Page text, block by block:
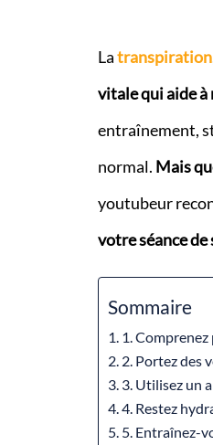
Latranspiration
vitale qui aide
entraînement,
normal. Mais
youtubeur
votre séance
Sommaire
1.
2. Portez des
3. Utilisez un
4. Restez
5. Entraînez-